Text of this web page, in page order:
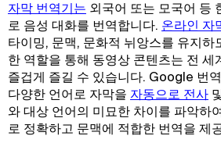
자막 번역기는 외국어 또는 모국어 등
로 음성 대화를 번역합니다. 온라인 자
타이밍, 문맥, 문화적 뉘앙스를 유지하
한 역할을 통해 동영상 콘텐츠는 전 세
즐겁게 즐길 수 있습니다. Google 번
다양한 언어로 자막을 자동으로 전사
와 대상 언어의 미묘한 차이를 파악하
로 정확하고 문맥에 적합한 번역을 제